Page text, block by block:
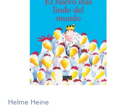
Helme Heine